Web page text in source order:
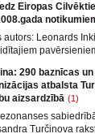
Eiropas
autors: Leonards
no varas, par
kā arī par
par Nikolo
vairāk nekā
Tā mēdz notikt.
290 baznīcas
atbalsta
aizsardzībā (1)
Turčinova